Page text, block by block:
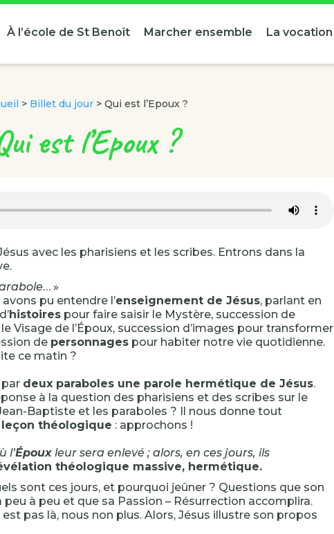
À l’école de St Benoît Marcher ensemble La vocation
> Billet du jour> Qui est l’Epoux ?
est l’Epoux ?
avec les pharisiens et les scribes. Entrons dans la
… »
pu entendre l’enseignement de Jésus, parlant en
histoires pour faire saisir le Mystère, succession de
Visage de l’Époux, succession d’images pour transformer
de personnages pour habiter notre vie quotidienne.
ce matin ?
par deux paraboles une parole hermétique de Jésus.
à la question des pharisiens et des scribes sur le
Baptiste et les paraboles ? Il nous donne tout
théologique : approchons !
l’Époux leur sera enlevé ; alors, en ces jours, ils
théologique massive, hermétique.
sont ces jours, et pourquoi jeûner ? Questions que son
à peu et que sa Passion – Résurrection accomplira.
est pas là, nous non plus. Alors, Jésus illustre son propos